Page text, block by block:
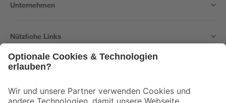
Unternehmen
Nützliche Links
Der toom Newsletter: Keine Angebote und Aktionen mehr verpassen!